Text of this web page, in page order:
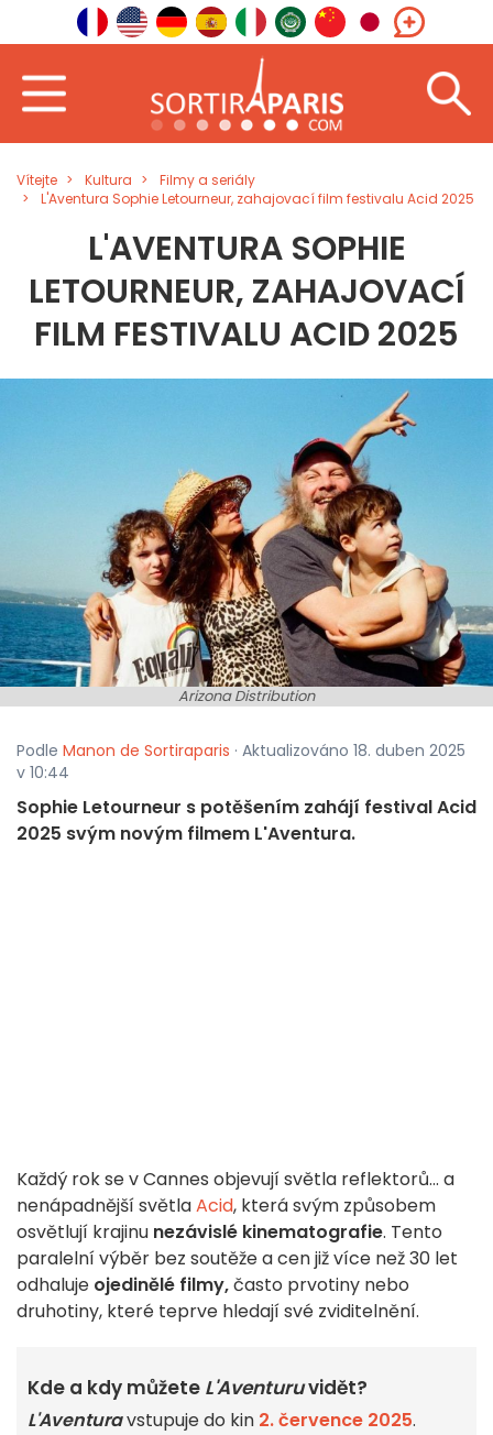
Vítejte Kultura
Filmy a seriály
L'Aventura Sophie Letourneur, zahajovací film festivalu Acid 2025
L'AVENTURA SOPHIE
LETOURNEUR, ZAHAJOVACÍ
FILM FESTIVALU ACID 2025
Arizona Distribution
Podle Manon de Sortiraparis · Aktualizováno 18. duben 2025
v 10:44
Sophie Letourneur s potěšením zahájí festival Acid
2025 svým novým filmem L'Aventura.
Každý rok se v Cannes objevují světla reflektorů... a
nenápadnější světlaAcid, která svým způsobem
osvětlují krajinu nezávislé kinematografie. Tento
paralelní výběr bez soutěže a cen již více než 30 let
odhaluje ojedinělé filmy,často prvotiny nebo
druhotiny, které teprve hledají své zviditelnění.
Kde a kdy můžete L'Aventuruvidět?
L'Aventuravstupuje do kin 2. července 2025.